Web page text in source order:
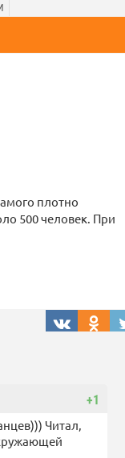
плотно
500 человек. При
+1
Читал,